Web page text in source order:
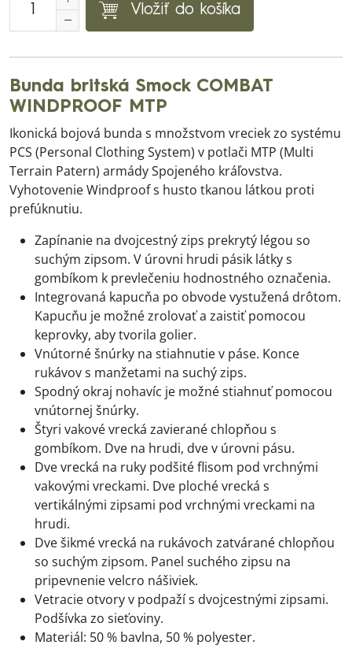
Vložiť do košíka
Bunda britská Smock COMBAT
WINDPROOF MTP
Ikonická bojová bunda s množstvom vreciek zo systému
PCS (Personal Clothing System) v potlači MTP (Multi
Terrain Patern) armády Spojeného kráľovstva.
Vyhotovenie Windproof s husto tkanou látkou proti
prefúknutiu.
Zapínanie na dvojcestný zips prekrytý légou so
suchým zipsom. V úrovni hrudi pásik látky s
gombíkom k prevlečeniu hodnostného označenia.
Integrovaná kapucňa po obvode vystužená drôtom.
Kapucňu je možné zrolovať a zaistiť pomocou
keprovky, aby tvorila golier.
Vnútorné šnúrky na stiahnutie v páse. Konce
rukávov s manžetami na suchý zips.
Spodný okraj nohavíc je možné stiahnuť pomocou
vnútornej šnúrky.
Štyri vakové vrecká zavierané chlopňou s
gombíkom. Dve na hrudi, dve v úrovni pásu.
Dve vrecká na ruky podšité flisom pod vrchnými
vakovými vreckami. Dve ploché vrecká s
vertikálnými zipsami pod vrchnými vreckami na
hrudi.
Dve šikmé vrecká na rukávoch zatvárané chlopňou
so suchým zipsom. Panel suchého zipsu na
pripevnenie velcro nášiviek.
Vetracie otvory v podpaží s dvojcestnými zipsami.
Podšívka zo sieťoviny.
Materiál: 50 % bavlna, 50 % polyester.